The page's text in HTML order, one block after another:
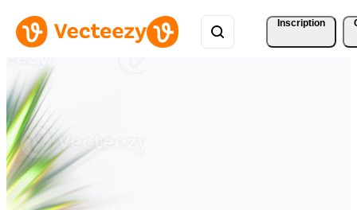
Inscription